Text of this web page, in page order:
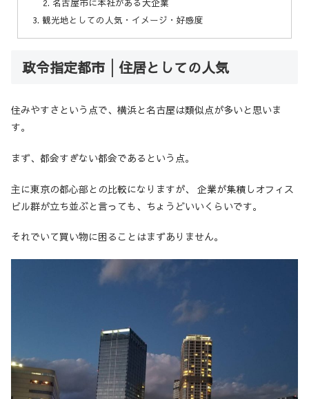
名古屋市に本社がある大企業
観光地としての人気・イメージ・好感度
政令指定都市│住居としての人気
住みやすさという点で、横浜と名古屋は類似点が多いと思いま
す。
まず、都会すぎない都会であるという点。
主に東京の都心部との比較になりますが、 企業が集積しオフィス
ビル群が立ち並ぶと言っても、ちょうどいいくらいです。
それでいて買い物に困ることはまずありません。